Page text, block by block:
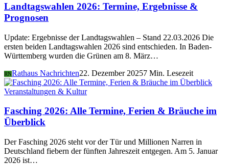
Landtagswahlen 2026: Termine, Ergebnisse &
Prognosen
Update: Ergebnisse der Landtagswahlen – Stand 22.03.2026 Die
ersten beiden Landtagswahlen 2026 sind entschieden. In Baden-
Württemberg wurden die Grünen am 8. März…
RNRathaus Nachrichten22. Dezember 20257 Min. Lesezeit
Veranstaltungen & Kultur
Fasching 2026: Alle Termine, Ferien & Bräuche im
Überblick
Der Fasching 2026 steht vor der Tür und Millionen Narren in
Deutschland fiebern der fünften Jahreszeit entgegen. Am 5. Januar
2026 ist…